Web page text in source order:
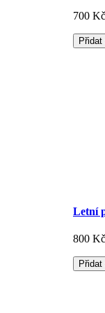
700 Kč
Letní
800 Kč